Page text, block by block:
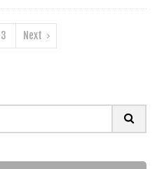
3 Next